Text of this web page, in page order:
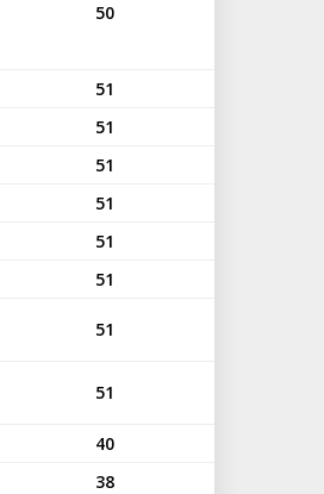
50
51
51
51
51
51
51
51
51
40
38